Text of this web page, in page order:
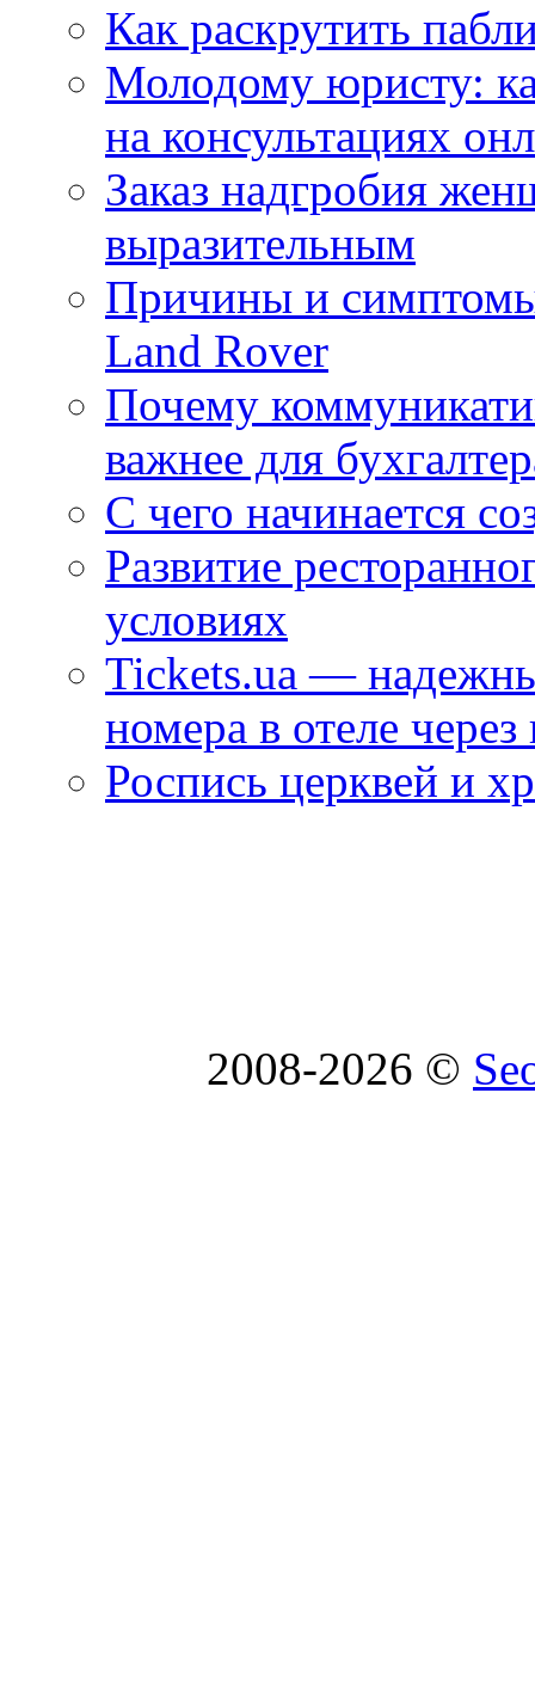
Как раскрутить
Молодому юристу:
на консультациях
Заказ надгробия
выразительным
Причины и
Land Rover
Почему
важнее для
С чего начинается
Развитие
условиях
Tickets.ua —
номера в отеле через
Роспись церквей и
2008-2026 ©